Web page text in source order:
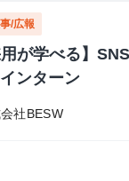
/広報
用が学べる】
ンターン
社BESW